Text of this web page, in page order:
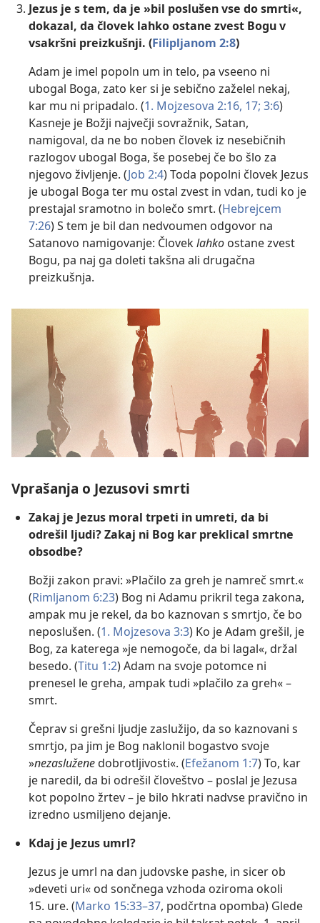
Jezus je s tem, da je »bil poslušen vse do smrti«,
dokazal, da človek lahko ostane zvest Bogu v
vsakršni preizkušnji. (Filipljanom 2:8)
Adam je imel popoln um in telo, pa vseeno ni
ubogal Boga, zato ker si je sebično zaželel nekaj,
kar mu ni pripadalo. (1. Mojzesova 2:16, 17; 3:6)
Kasneje je Božji največji sovražnik, Satan,
namigoval, da ne bo noben človek iz nesebičnih
razlogov ubogal Boga, še posebej če bo šlo za
njegovo življenje. (Job 2:4) Toda popolni človek Jezus
je ubogal Boga ter mu ostal zvest in vdan, tudi ko je
prestajal sramotno in bolečo smrt. (Hebrejcem
7:26) S tem je bil dan nedvoumen odgovor na
Satanovo namigovanje: Človeklahko ostane zvest
Bogu, pa naj ga doleti takšna ali drugačna
preizkušnja.
Vprašanja o Jezusovi smrti
Zakaj je Jezus moral trpeti in umreti, da bi
odrešil ljudi? Zakaj ni Bog kar preklical smrtne
obsodbe?
Božji zakon pravi: »Plačilo za greh je namreč smrt.«
(Rimljanom 6:23) Bog ni Adamu prikril tega zakona,
ampak mu je rekel, da bo kaznovan s smrtjo, če bo
neposlušen. (1. Mojzesova 3:3) Ko je Adam grešil, je
Bog, za katerega »je nemogoče, da bi lagal«, držal
besedo. (Titu 1:2) Adam na svoje potomce ni
prenesel le greha, ampak tudi »plačilo za greh« –
smrt.
Čeprav si grešni ljudje zaslužijo, da so kaznovani s
smrtjo, pa jim je Bog naklonil bogastvo svoje
»nezasluženedobrotljivosti«. (Efežanom 1:7) To, kar
je naredil, da bi odrešil človeštvo – poslal je Jezusa
kot popolno žrtev – je bilo hkrati nadvse pravično in
izredno usmiljeno dejanje.
Kdaj je Jezus umrl?
Jezus je umrl na dan judovske pashe, in sicer ob
»deveti uri« od sončnega vzhoda oziroma okoli
15. ure. (Marko 15:33–37, podčrtna opomba) Glede